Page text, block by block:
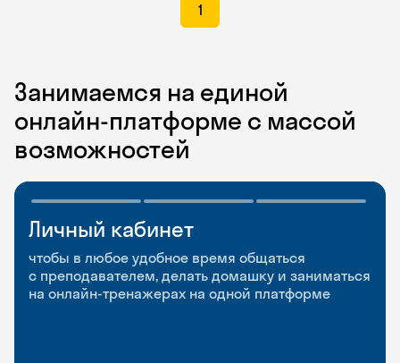
1
Занимаемся на единой
онлайн-платформе с массой
возможностей
Личный кабинет
чтобы в любое удобное время общаться
с преподавателем, делать домашку и заниматься
на онлайн-тренажерах на одной платформе
Мобильное
приложение
чтобы заниматься и изучать новые слова где
и когда удобно
Разговорные клубы
и Talks
Групповые занятия для разговорной практики
и индивидуальные встречи с преподавателями